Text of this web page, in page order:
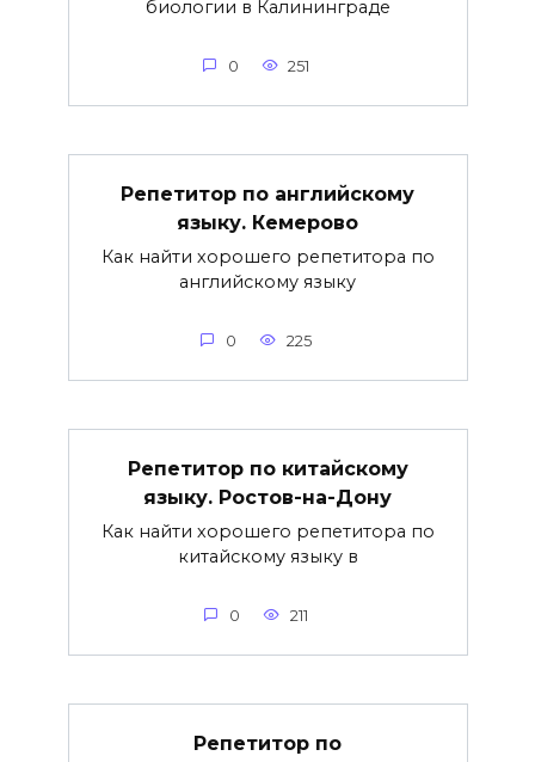
биологии в Калининграде
0 251
Репетитор по английскому
языку. Кемерово
Как найти хорошего репетитора по
английскому языку
0 225
Репетитор по китайскому
языку. Ростов-на-Дону
Как найти хорошего репетитора по
китайскому языку в
0 211
Репетитор по